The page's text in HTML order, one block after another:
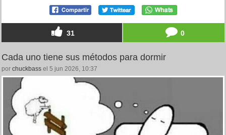
31 0
Cada uno tiene sus métodos para dormir
por chuckbass el 5 jun 2026, 10:37